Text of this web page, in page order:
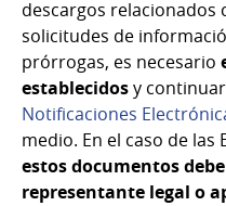
descargos relacionados
solicitudes de
prórrogas, es necesario
establecidosy
Notificaciones
medio. En el caso de las
estos documentos
representante legal o